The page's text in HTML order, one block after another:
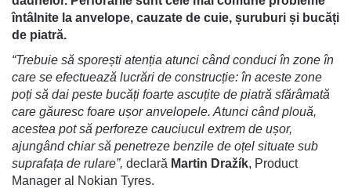
întâlnite la anvelope, cauzate de cuie, șuruburi și bucăți
de piatră.
“Trebuie să sporești atenția atunci când conduci în zone în
care se efectuează lucrări de construcție: în aceste zone
poți să dai peste bucăți foarte ascuțite de piatră sfărâmată
care găuresc foare ușor anvelopele. Atunci când plouă,
acestea pot să perforeze cauciucul extrem de ușor,
ajungând chiar să penetreze benzile de oțel situate sub
suprafața de rulare”, declară Martin Dražík, Product
Manager al Nokian Tyres.